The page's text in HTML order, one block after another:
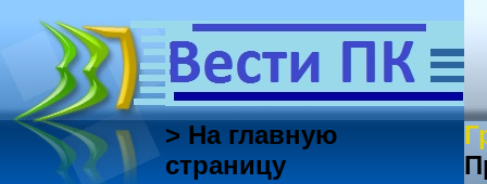
> На главную
страницу